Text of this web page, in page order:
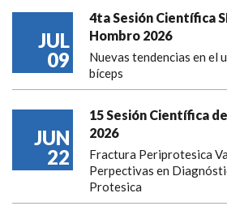
JUL
09
4ta Sesión Científica
Hombro 2026
Nuevas tendencias en el
bíceps
JUN
22
15 Sesión Científica
2026
Fractura Periprotesica
Perpectivas en
Protesica